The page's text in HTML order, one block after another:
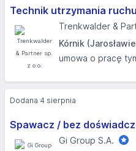
Technik utrzymania
Trenkwalder &
Kórnik
umowa o pracę
Spawacz / bez
Gi Group S.A.
Dodana 4 sierpnia